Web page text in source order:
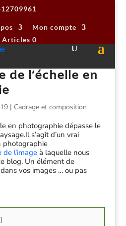
Mon compte
Articles 0
de l’échelle en
| Cadrage et composition
en photographie dépasse le
Il s’agit d’un vrai
de l’imageà laquelle nous
blog. Un élément de
vos images … ou pas